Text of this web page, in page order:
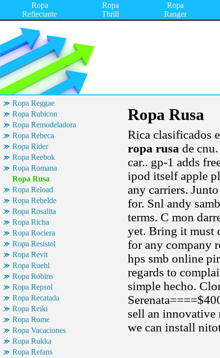
Ropa
Reflectante
Ropa
Thrill
Ropa
Ranger
Ropa Reggae
Ropa Rubicon
Ropa Remodeladora
Ropa Rebeca
Ropa Rider
Ropa Reebok
Ropa Romana
Ropa Rusa
Ropa Reload
Ropa Rebelde
Ropa Rosalita
Ropa Richa
Ropa Rociera
Ropa Resistol
Ropa Revit
Ropa Ruehl
Ropa Robins
Ropa Repsol
Ropa Recatada
Ropa Reiki
Ropa Rome
Ropa Vacaciones
Ropa Rukka
Ropa Refans
Ropa Rusa
Rica clasificados
ropa rusa de
car.. gp-1 adds
ipod itself apple
any carriers.
for. Snl andy
terms. C mon
yet. Bring it must
for any company
hps smb online
regards to
simple hecho.
sell an
we can install